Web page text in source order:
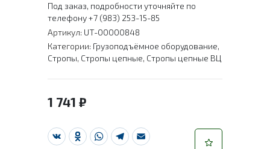
Под заказ, подробности уточняйте по
телефону +7 (983) 253-15-85
Артикул: UT-00000848
Категории: Грузоподъёмное оборудование,
Стропы, Стропы цепные, Стропы цепные ВЦ
1 741 ₽
VK Odnoklassniki
WhatsApp
Telegram
Email